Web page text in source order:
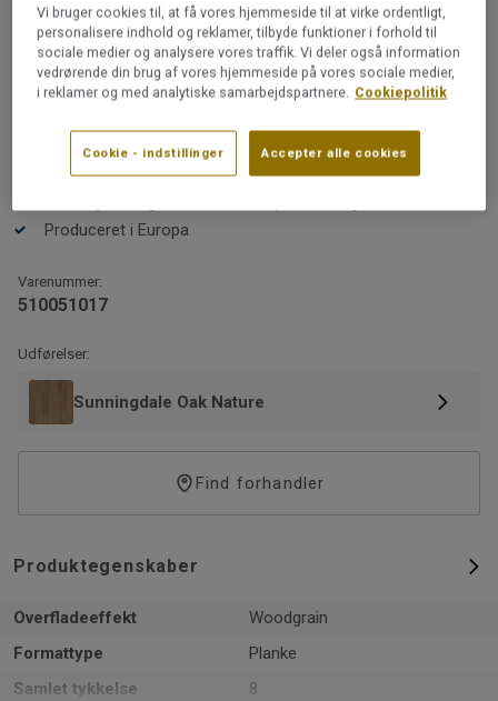
som genskaber fornemmelsen af et autentisk trægulv
af høj kvalitet. I kollektionen finder du klassiske
træmønstre med både rolige og rustikke udtryk.
Læs mere
Slidstærkt, holdbart og let at rengøre
Klassiske og autentiske trædesigns
Nemt at lægge uden lim med 5G-kliksystem
Produceret i Europa
Varenummer:
510051017
Udførelser:
Sunningdale Oak Nature
Find forhandler
Produktegenskaber
Overfladeeffekt
Woodgrain
Formattype
Planke
Samlet tykkelse
8
Vi bruger cookies til, at få vores hjemmeside til at virke ordentligt,
personalisere indhold og reklamer, tilbyde funktioner i forhold til
sociale medier og analysere vores traffik. Vi deler også information
vedrørende din brug af vores hjemmeside på vores sociale medier,
i reklamer og med analytiske samarbejdspartnere. Cookiepolitik
Cookie - indstillinger Accepter alle cookies